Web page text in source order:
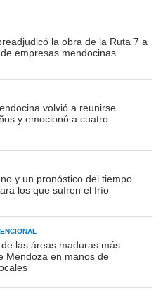
la obra de la Ruta 7 a
empresas mendocinas
volvió a reunirse
y emocionó a cuatro
y un pronóstico del tiempo
los que sufren el frío
las áreas maduras más
Mendoza en manos de